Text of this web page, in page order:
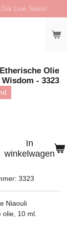
Live Sales!.
Olie
- 3323
In
winkelwagen
3323
Niaouli
olie, 10 ml.